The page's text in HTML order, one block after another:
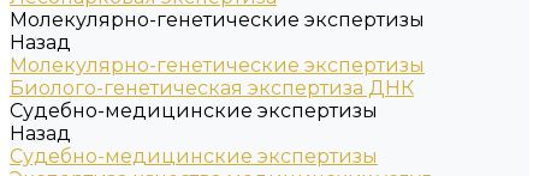
Молекулярно-генетические экспертизы
Назад
Молекулярно-генетические экспертизы
Биолого-генетическая экспертиза ДНК
Судебно-медицинские экспертизы
Назад
Судебно-медицинские экспертизы